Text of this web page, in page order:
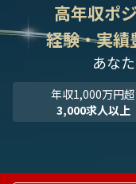
高年収ポ
経験・実績
あな
年収1,000万円超
3,000求人以上